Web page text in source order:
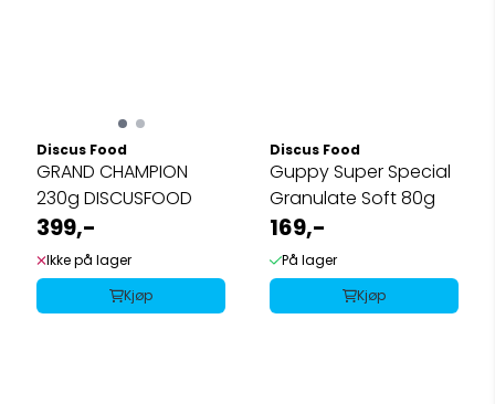
Discus Food
GRAND CHAMPION
230g DISCUSFOOD
399,-
Ikke på lager
Kjøp
Discus Food
Guppy Super Special
Granulate Soft 80g
169,-
På lager
Kjøp